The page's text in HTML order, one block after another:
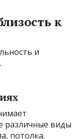
к
и
различные виды
потолка.